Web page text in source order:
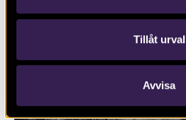
Tillåt urval
Avvisa